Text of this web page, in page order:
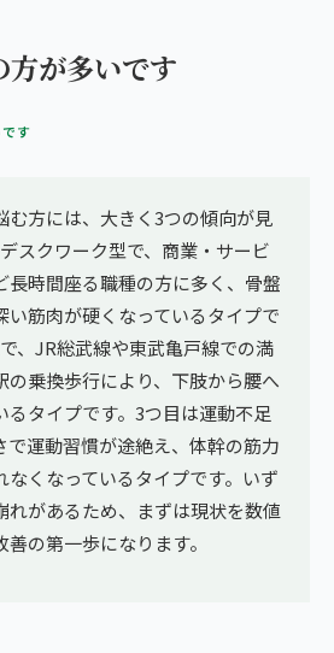
方が多いです
す
む方には、大きく3つの傾向が見
スクワーク型で、商業・サービ
長時間座る職種の方に多く、骨盤
い筋肉が硬くなっているタイプで
、JR総武線や東武亀戸線での満
の乗換歩行により、下肢から腰へ
るタイプです。3つ目は運動不足
で運動習慣が途絶え、体幹の筋力
なくなっているタイプです。いず
れがあるため、まずは現状を数値
の第一歩になります。